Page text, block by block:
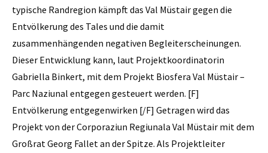
typische Randregion kämpft das Val Müstair gegen die
Entvölkerung des Tales und die damit
zusammenhängenden negativen Begleiterscheinungen.
Dieser Entwicklung kann, laut Projektkoordinatorin
Gabriella Binkert, mit dem Projekt Biosfera Val Müstair –
Parc Naziunal entgegen gesteuert werden. [F]
Entvölkerung entgegenwirken [/F] Getragen wird das
Projekt von der Corporaziun Regiunala Val Müstair mit dem
Großrat Georg Fallet an der Spitze. Als Projektleiter